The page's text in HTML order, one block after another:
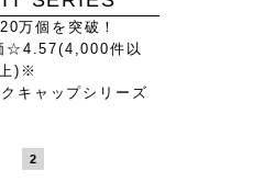
万個を突破！
☆4.57(4,000件以
)※
キャップシリーズ